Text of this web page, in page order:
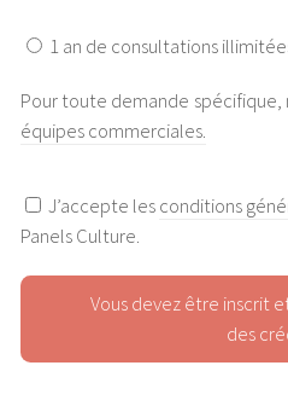
1 an de consultations
Pour toute demande spécifique,
équipes commerciales.
J’accepte lesconditions
Panels Culture.
Vous devez être inscrit
des